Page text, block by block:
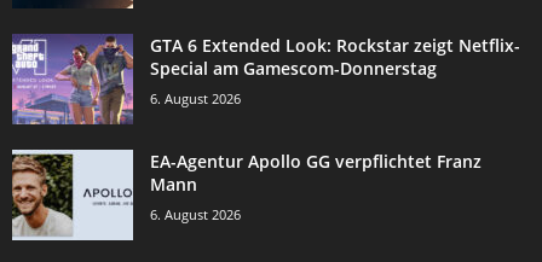
GTA 6 Extended Look: Rockstar zeigt Netflix-
Special am Gamescom-Donnerstag
6. August 2026
EA-Agentur Apollo GG verpflichtet Franz
Mann
6. August 2026